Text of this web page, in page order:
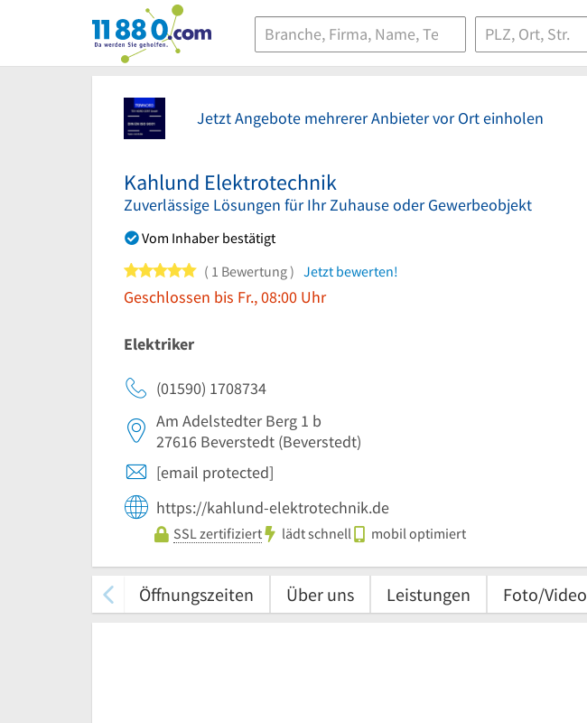
11880.com
Jetzt Angebote mehrerer Anbieter vor Ort einholen
Kahlund Elektrotechnik
Zuverlässige Lösungen für Ihr Zuhause oder Gewerbeobjekt
Vom Inhaber bestätigt
5 von 5 Sternen
1 Bewertung Jetzt bewerten!
Geschlossen bis Fr., 08:00 Uhr
Elektriker
(01590) 1708734
Am Adelstedter Berg 1 b
27616 Beverstedt (Beverstedt)
[email protected]
https://kahlund-elektrotechnik.de
SSL zertifiziert lädt schnell mobil optimiert
Öffnungszeiten Über uns Leistungen Foto/Video